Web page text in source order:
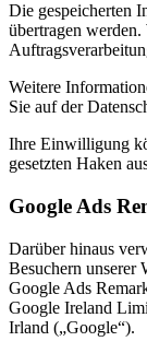
Die gespeicherten
übertragen
Weitere
Sie auf der
Ihre Einwilligung
gesetzten Haken
Google Ads
Darüber hinaus
Besuchern unserer
Google Ads
Google Ireland
Irland („Google“).